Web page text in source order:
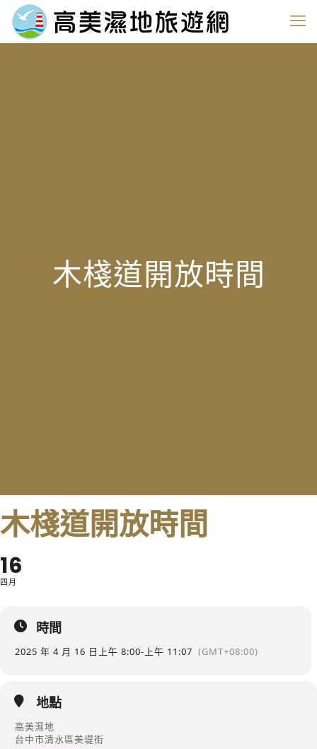
木棧道開放時間
木棧道開放時間
16
四月
時間
2025 年 4 月 16 日 上午 8:00- 上午 11:07 (GMT+08:00)
地點
高美濕地
台中市清水區美堤街